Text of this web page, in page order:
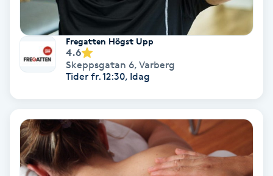
IR-massage
Japansk massage
K18
Katun fransar
Kemisk peeling
Fregatten Högst Upp
4.6
Skeppsgatan 6, Varberg
Tider fr. 12:30, Idag